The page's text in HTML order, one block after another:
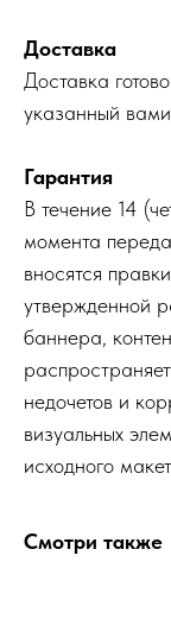
Доставка
Доставка
указанный
Гарантия
В течение 14
момента
вносятся
утвержденной
баннера,
недочетов и
визуальных
исходного
Смотри также